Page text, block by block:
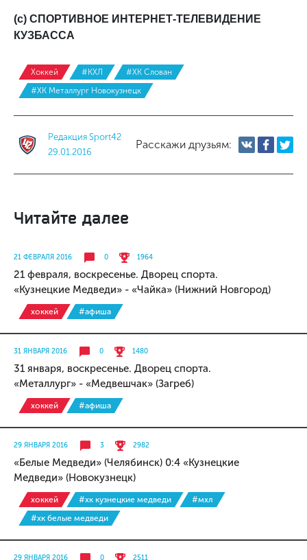
(с) СПОРТИВНОЕ ИНТЕРНЕТ-ТЕЛЕВИДЕНИЕ
КУЗБАССА
Хоккей #КХЛ
#ХК Слован
#ХК Металлург Новокузнецк
Редакция Sport42
29.01.2016
Расскажи друзьям:
Читайте далее
21 ФЕВРАЛЯ 2016 0 1964
21 февраля, воскресенье. Дворец спорта.
«Кузнецкие Медведи» - «Чайка» (Нижний Новгород)
хоккей #афиша
31 ЯНВАРЯ 2016 0 1480
31 января, воскресенье. Дворец спорта.
«Металлург» - «Медвешчак» (Загреб)
хоккей #афиша
29 ЯНВАРЯ 2016 3 2982
«Белые Медведи» (Челябинск) 0:4 «Кузнецкие
Медведи» (Новокузнецк)
хоккей #хк кузнецкие медведи
#мхл
#хк белые медведи
29 ЯНВАРЯ 2016 0 2511